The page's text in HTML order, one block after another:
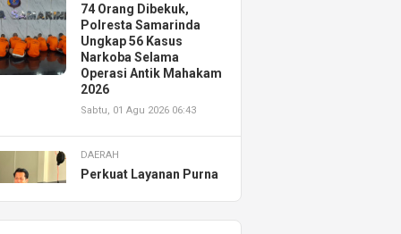
74 Orang Dibekuk,
Polresta Samarinda
Ungkap 56 Kasus
Narkoba Selama
Operasi Antik Mahakam
2026
Sabtu, 01 Agu 2026 06:43
DAERAH
Perkuat Layanan Purna
Resmikan AHASS